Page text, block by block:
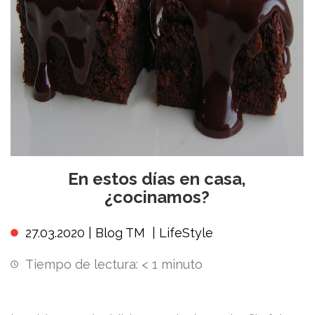
En estos días en casa,
¿cocinamos?
27.03.2020 | Blog TM LifeStyle
Tiempo de lectura: < 1 minuto